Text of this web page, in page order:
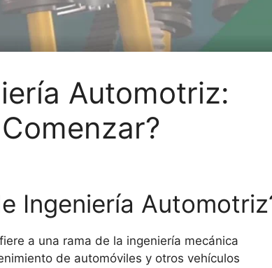
Automotriz:
Ingeniería
a una rama de la ingeniería mecánica
de automóviles y otros vehículos